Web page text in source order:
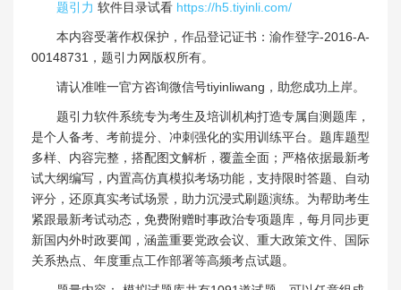
题引力 软件目录试看 https://h5.tiyinli.com/
本内容受著作权保护，作品登记证书：渝作登字-2016-A-
00148731，题引力网版权所有。
请认准唯一官方咨询微信号tiyinliwang，助您成功上岸。
题引力软件系统专为考生及培训机构打造专属自测题库，
是个人备考、考前提分、冲刺强化的实用训练平台。题库题型
多样、内容完整，搭配图文解析，覆盖全面；严格依据最新考
试大纲编写，内置高仿真模拟考场功能，支持限时答题、自动
评分，还原真实考试场景，助力沉浸式刷题演练。为帮助考生
紧跟最新考试动态，免费附赠时事政治专项题库，每月同步更
新国内外时政要闻，涵盖重要党政会议、重大政策文件、国际
关系热点、年度重点工作部署等高频考点试题。